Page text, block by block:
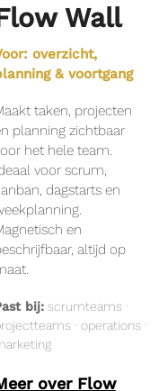
Wall
overzicht,
& voortgang
taken, projecten
planning zichtbaar
het hele team.
voor scrum,
dagstarts en
en
altijd op
bij:scrumteams ·
· operations ·
over Flow